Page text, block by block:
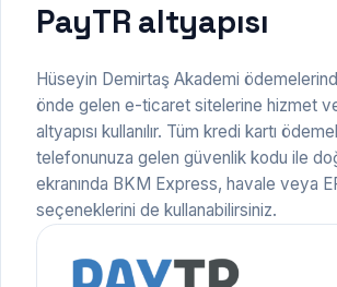
PayTR altyapısı
Hüseyin Demirtaş Akademi
önde gelen e-ticaret sitelerine hizmet
altyapısı kullanılır. Tüm kredi kartı
telefonunuza gelen güvenlik kodu ile
ekranında BKM Express, havale veya
seçeneklerini de kullanabilirsiniz.